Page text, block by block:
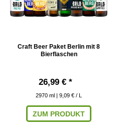
Craft Beer Paket Berlin mit 8
Bierflaschen
26,99 € *
2970 ml | 9,09 € / L
ZUM PRODUKT